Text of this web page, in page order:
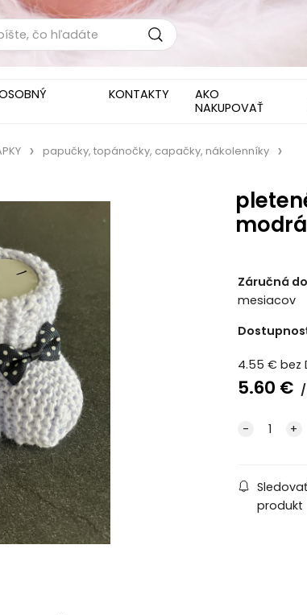
KONTAKTY
AKO
NAKUPOVAŤ
papučky, topánočky, capačky, nákolenníky
modrá
Záručná
mesiacov
4.55 € bez
5.60 €
Sledovať
produkt